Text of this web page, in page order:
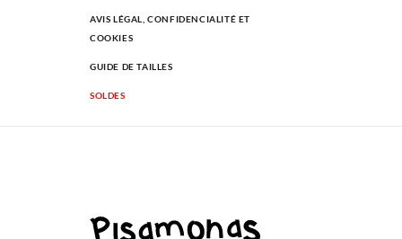
AVIS LÉGAL, CONFIDENCIALITÉ ET
COOKIES
GUIDE DE TAILLES
SOLDES